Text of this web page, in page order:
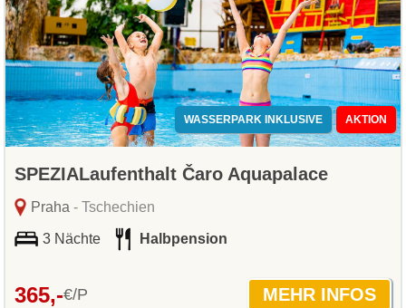
WASSERPARK INKLUSIVE AKTION
SPEZIALaufenthalt Čaro Aquapalace
Praha - Tschechien
3 Nächte Halbpension
365,-€/P